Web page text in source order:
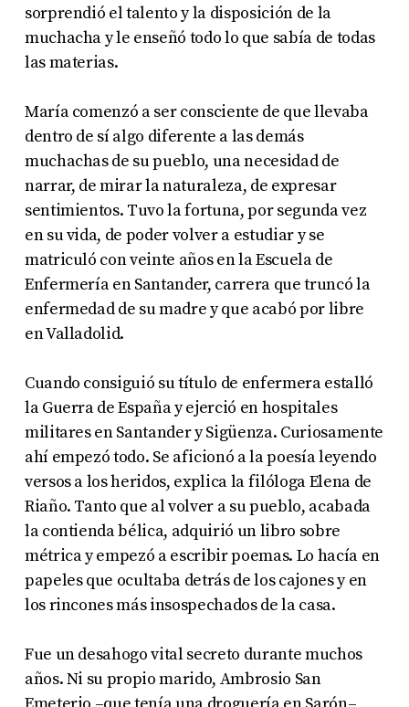
sorprendió el talento y la disposición de la
muchacha y le enseñó todo lo que sabía de todas
las materias.
María comenzó a ser consciente de que llevaba
dentro de sí algo diferente a las demás
muchachas de su pueblo, una necesidad de
narrar, de mirar la naturaleza, de expresar
sentimientos. Tuvo la fortuna, por segunda vez
en su vida, de poder volver a estudiar y se
matriculó con veinte años en la Escuela de
Enfermería en Santander, carrera que truncó la
enfermedad de su madre y que acabó por libre
en Valladolid.
Cuando consiguió su título de enfermera estalló
la Guerra de España y ejerció en hospitales
militares en Santander y Sigüenza. Curiosamente
ahí empezó todo. Se aficionó a la poesía leyendo
versos a los heridos, explica la filóloga Elena de
Riaño. Tanto que al volver a su pueblo, acabada
la contienda bélica, adquirió un libro sobre
métrica y empezó a escribir poemas. Lo hacía en
papeles que ocultaba detrás de los cajones y en
los rincones más insospechados de la casa.
Fue un desahogo vital secreto durante muchos
años. Ni su propio marido, Ambrosio San